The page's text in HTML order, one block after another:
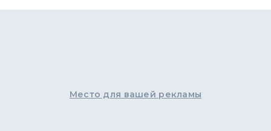
Место для вашей рекламы